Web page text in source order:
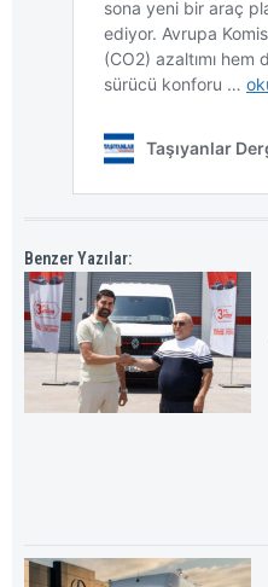
Benzer Yazılar: